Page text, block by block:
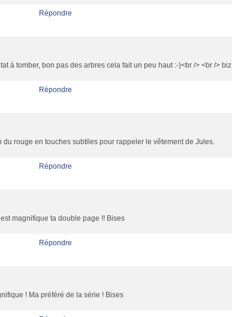
Répondre
à tomber, bon pas des arbres cela fait un peu haut :-)<br /> <br /> biz
Répondre
rouge en touches subtiles pour rappeler le vêtement de Jules.
Répondre
est magnifique ta double page !! Bises
Répondre
! Ma préféré de la série ! Bises